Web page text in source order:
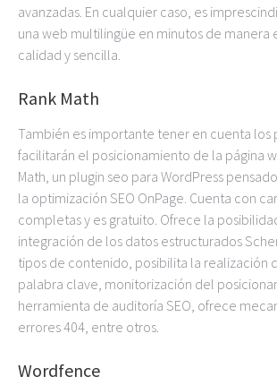
avanzadas. En cualquier caso, es
una web multilingüe en minutos de manera
calidad y sencilla.
Rank Math
También es importante tener en cuenta los
facilitarán el posicionamiento de la página
Math, un plugin seo para WordPress
la optimización SEO OnPage. Cuenta con
completas y es gratuito. Ofrece la
integración de los datos estructurados
tipos de contenido, posibilita la realización
palabra clave, monitorización del
herramienta de auditoría SEO, ofrece
errores 404, entre otros.
Wordfence